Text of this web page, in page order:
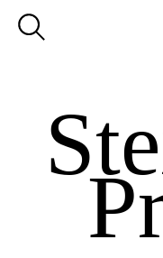
Cookie-
Einstellungen
Zum
Inhalt